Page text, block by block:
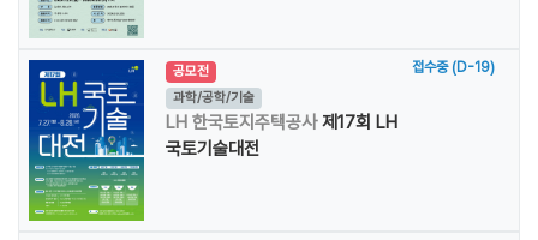
공모전
접수중 (D-19)
과학/공학/기술
LH 한국토지주택공사제17회 LH
국토기술대전